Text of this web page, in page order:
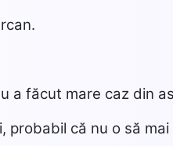
a făcut mare caz din
probabil că nu o să